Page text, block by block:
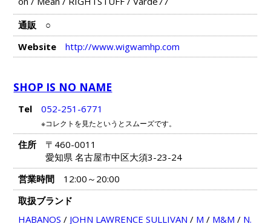
通販
○
Website
http://www.wigwamhp.com
SHOP IS NO NAME
Tel 052-251-6771
※コレクトを見たというとスムーズです。
住所
〒460-0011
愛知県 名古屋市中区大須3-23-24
営業時間
12:00～20:00
取扱ブランド
HABANOS / JOHN LAWRENCE SULLIVAN / M / M&M / N.